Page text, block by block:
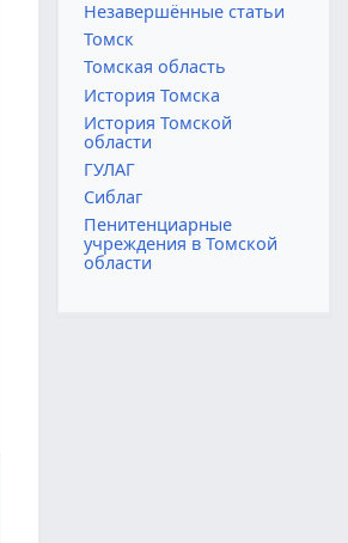
Незавершённые статьи
Томск
Томская область
История Томска
История Томской
области
ГУЛАГ
Сиблаг
Пенитенциарные
учреждения в Томской
области